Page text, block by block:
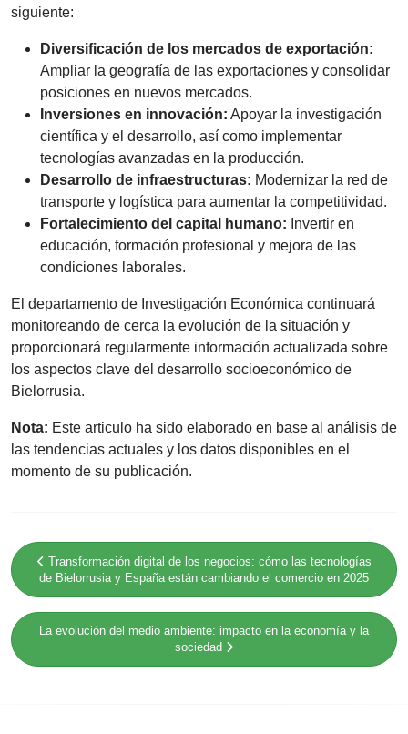
siguiente:
Diversificación de los mercados de exportación:
Ampliar la geografía de las exportaciones y consolidar
posiciones en nuevos mercados.
Inversiones en innovación: Apoyar la investigación
científica y el desarrollo, así como implementar
tecnologías avanzadas en la producción.
Desarrollo de infraestructuras: Modernizar la red de
transporte y logística para aumentar la competitividad.
Fortalecimiento del capital humano: Invertir en
educación, formación profesional y mejora de las
condiciones laborales.
El departamento de Investigación Económica continuará
monitoreando de cerca la evolución de la situación y
proporcionará regularmente información actualizada sobre
los aspectos clave del desarrollo socioeconómico de
Bielorrusia.
Nota: Este articulo ha sido elaborado en base al análisis de
las tendencias actuales y los datos disponibles en el
momento de su publicación.
Transformación digital de los negocios: cómo las tecnologías
de Bielorrusia y España están cambiando el comercio en 2025
La evolución del medio ambiente: impacto en la economía y la
sociedad